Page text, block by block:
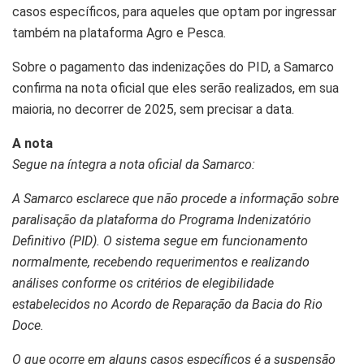
casos específicos, para aqueles que optam por ingressar
também na plataforma Agro e Pesca.
Sobre o pagamento das indenizações do PID, a Samarco
confirma na nota oficial que eles serão realizados, em sua
maioria, no decorrer de 2025, sem precisar a data.
A nota
Segue na íntegra a nota oficial da Samarco:
A Samarco esclarece que não procede a informação sobre
paralisação da plataforma do Programa Indenizatório
Definitivo (PID). O sistema segue em funcionamento
normalmente, recebendo requerimentos e realizando
análises conforme os critérios de elegibilidade
estabelecidos no Acordo de Reparação da Bacia do Rio
Doce.
O que ocorre em alguns casos específicos é a suspensão